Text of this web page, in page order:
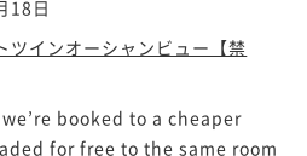
18日
ツインオーシャンビュー【禁
booked to a cheaper
for free to the same room